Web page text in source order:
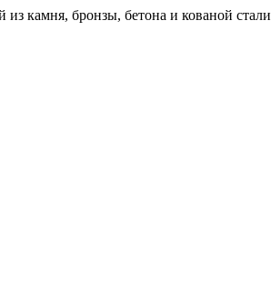
камня, бронзы, бетона и кованой стали